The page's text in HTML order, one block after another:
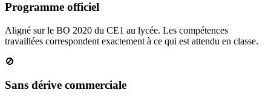
Programme officiel
Aligné sur le BO 2020 du CE1 au lycée. Les compétences
travaillées correspondent exactement à ce qui est attendu en classe.
🚫
Sans dérive commerciale